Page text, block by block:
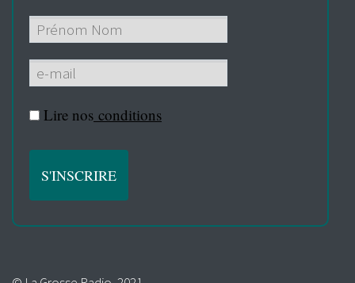
Lire nos conditions